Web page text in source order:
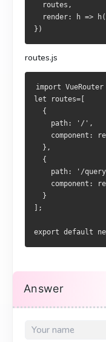
  routes,
render: h =>
})
routes.js
import
let routes=[
  {
    path: '/',
component:
  },
  {
path: '/
component:
  }
];
export default
Answer